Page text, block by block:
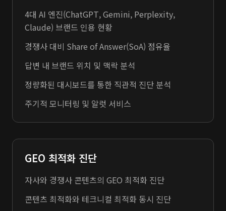
4대 AI 엔진(ChatGPT, Gemini, Perplexity,
Claude) 브랜드 인용 현황
경쟁사 대비 Share of Answer(SoA) 점유율
답변 내 브랜드 위치 및 맥락 분석
정량화된 대시보드를 통한 직관적 진단 분석
주기적 모니터링 및 알럿 서비스
GEO 최적화 진단
자사와 경쟁사 콘텐츠의 GEO 최적화 진단
콘텐츠 최적화와 테크니컬 최적화 동시 진단